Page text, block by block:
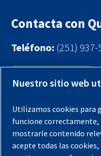
Contacta con
Teléfono: (251) 937-
Contáctenos
Registra tu compresor
Aviso legal
Garantías
Nuestro sitio web
Utilizamos cookies para
funcione correctamente,
mostrarle contenido
acepte todas las